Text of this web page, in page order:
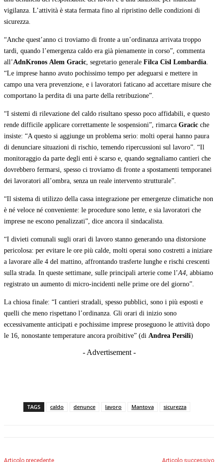
vigilanza. L’attività è stata fermata fino al ripristino delle condizioni di
sicurezza.
“Anche quest’anno ci troviamo di fronte a un’ordinanza arrivata troppo
tardi, quando l’emergenza caldo era già pienamente in corso”, commenta
all’AdnKronos Alem Gracic, segretario generale Filca Cisl Lombardia.
“Le imprese hanno avuto pochissimo tempo per adeguarsi e mettere in
campo una vera prevenzione, e i lavoratori faticano ad accettare misure che
comportano la perdita di una parte della retribuzione”.
“I sistemi di rilevazione del caldo risultano spesso poco affidabili, e questo
rende difficile applicare correttamente le sospensioni”, rimarca Gracic che
insiste: “A questo si aggiunge un problema serio: molti operai hanno paura
di denunciare situazioni di rischio, temendo ripercussioni sul lavoro”. “Il
monitoraggio da parte degli enti è scarso e, quando segnaliamo cantieri che
dovrebbero fermarsi, spesso ci troviamo di fronte a spostamenti temporanei
dei lavoratori all’ombra, senza un reale intervento strutturale”.
“Il sistema di utilizzo della cassa integrazione per emergenze climatiche non
è né veloce né conveniente: le procedure sono lente, e sia lavoratori che
imprese ne escono penalizzati”, dice ancora il sindacalista.
“I divieti comunali sugli orari di lavoro stanno generando una distorsione
pericolosa: per evitare le ore più calde, molti operai sono costretti a iniziare
a lavorare alle 4 del mattino, affrontando trasferte lunghe e rischi crescenti
sulla strada. In queste settimane, sulle principali arterie come l’A4, abbiamo
registrato un aumento di micro‑incidenti nelle prime ore del giorno”.
La chiosa finale: “I cantieri stradali, spesso pubblici, sono i più esposti e
quelli che meno rispettano l’ordinanza. Gli orari di inizio sono
eccessivamente anticipati e pochissime imprese proseguono le attività dopo
le 16, nonostante temperature ancora proibitive” (di Andrea Persili)
- Advertisement -
TAGS caldo denunce lavoro Mantova sicurezza
Articolo precedente Articolo successivo